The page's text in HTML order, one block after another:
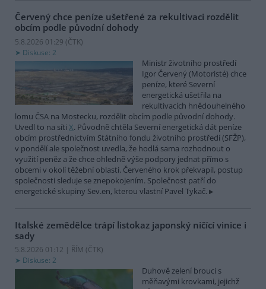
Červený chce peníze ušetřené za rekultivaci rozdělit
obcím podle původní dohody
5.8.2026 01:29 (ČTK)
Diskuse: 2
Ministr životního prostředí
Igor Červený (Motoristé) chce
peníze, které Severní
energetická ušetřila na
rekultivacích hnědouhelného
lomu ČSA na Mostecku, rozdělit obcím podle původní dohody.
Uvedl to na síti X. Původně chtěla Severní energetická dát peníze
obcím prostřednictvím Státního fondu životního prostředí (SFŽP),
v pondělí ale společnost uvedla, že hodlá sama rozhodnout o
využití peněz a že chce ohledně výše podpory jednat přímo s
obcemi v okolí těžební oblasti. Červeného krok překvapil, postup
společnosti sleduje se znepokojením. Společnost patří do
energetické skupiny Sev.en, kterou vlastní Pavel Tykač.
Italské zemědělce trápí listokaz japonský ničící vinice i
sady
5.8.2026 01:12 | ŘÍM (ČTK)
Diskuse: 2
Duhově zelení brouci s
měňavými krovkami, jejichž